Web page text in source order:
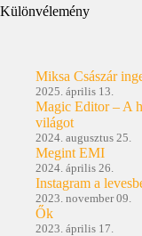
Különvélemény
Miksa Császár
2025. április 13.
Magic Editor – A
világot
2024. augusztus 25.
Megint EMI
2024. április 26.
Instagram a
2023. november 09.
Ők
2023. április 17.